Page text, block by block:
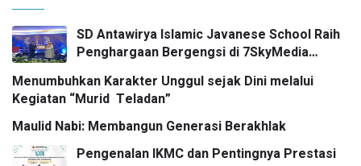
SD Antawirya Islamic Javanese School Raih
Penghargaan Bergengsi di 7SkyMedia
Menumbuhkan Karakter Unggul sejak Dini melalui
Kegiatan “Murid Teladan”
Maulid Nabi: Membangun Generasi Berakhlak
Pengenalan IKMC dan Pentingnya Prestasi